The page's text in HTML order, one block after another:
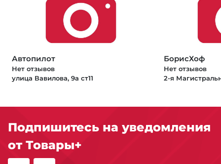
Автопилот
Нет отзывов
улица Вавилова, 9а ст11
БорисХоф
Нет отзывов
2-я
Подпишитесь на уведомления
от Товары+